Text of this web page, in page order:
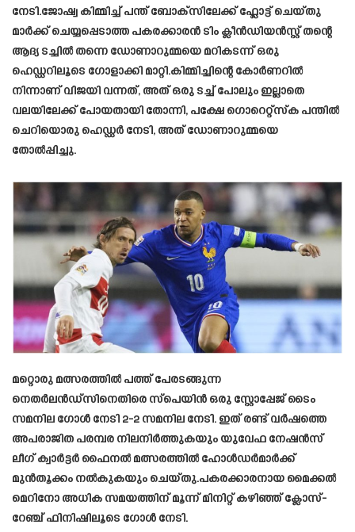
നേടി.ജോഷ്വ കിമ്മിച്ച് പന്ത് ബോക്സിലേക്ക് ഫ്ലോട്ട് ചെയ്തു
മാർക്ക് ചെയ്യപ്പെടാത്ത പകരക്കാരൻ ടിം ക്ലീൻഡിയൻസ്റ്റ് തന്റെ
ആദ്യ ടച്ചിൽ തന്നെ ഡോണാറുമ്മയെ മറികടന്ന് ഒരു
ഹെഡ്ഡറിലൂടെ ഗോളാക്കി മാറ്റി.കിമ്മിച്ചിന്റെ കോർണറിൽ
നിന്നാണ് വിജയി വന്നത്, അത് ഒരു ടച്ച് പോലും ഇല്ലാതെ
വലയിലേക്ക് പോയതായി തോന്നി, പക്ഷേ ഗൊറെറ്റ്സ്ക പന്തിൽ
ചെറിയൊരു ഹെഡ്ഡർ നേടി, അത് ഡോണാറുമ്മയെ
തോൽപ്പിച്ചു.
മറ്റൊരു മത്സരത്തിൽ പത്ത് പേരടങ്ങുന്ന
നെതർലൻഡ്‌സിനെതിരെ സ്‌പെയിൻ ഒരു സ്റ്റോപ്പേജ് ടൈം
സമനില ഗോൾ നേടി 2-2 സമനില നേടി. ഇത് രണ്ട് വർഷത്തെ
അപരാജിത പരമ്പര നിലനിർത്തുകയും യുവേഫ നേഷൻസ്
ലീഗ് ക്വാർട്ടർ ഫൈനൽ മത്സരത്തിൽ ഹോൾഡർമാർക്ക്
മുൻതൂക്കം നൽകുകയും ചെയ്തു.പകരക്കാരനായ മൈക്കൽ
മെറിനോ അധിക സമയത്തിന് മൂന്ന് മിനിറ്റ് കഴിഞ്ഞ് ക്ലോസ്-
റേഞ്ച് ഫിനിഷിലൂടെ ഗോൾ നേടി.